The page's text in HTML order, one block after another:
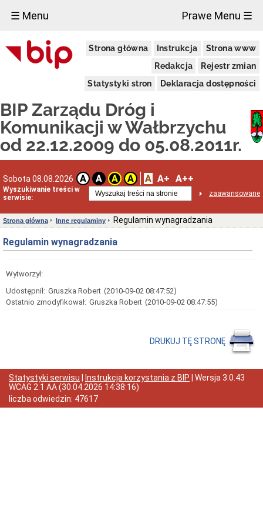
☰ Menu Prawe Menu ☰
Strona główna Instrukcja
Strona www
Redakcja
Rejestr zmian
Statystyki stron
Deklaracja dostępności
BIP Zarządu Dróg i
Komunikacji w Wałbrzychu
od 22.12.2009 do 05.08.2011r.
Sobota 08.08.2026 A A A A A A+ A++
Wyszukiwanie treści w
serwisie:
zaawansowane
Publiczny
Transport
Zbiorowy
bezpośredniego
zawarcia
umowy
KANAŁY
TECHNOLOGICZNE
Wykaz
inwestycji
NIEPEŁNOSPRAWNE
Poradnik
wobec
osób
Przewóz
dzieci
niepełnosprawnych
Publiczna
Miejsca
postojowe
dla
osób
niepełnosprawnych
Strona główna Inne regulaminy Regulamin wynagradzania
Regulamin wynagradzania
Wytworzył:
Udostępnił: Gruszka Robert (2010-09-02 08:47:52)
Ostatnio zmodyfikował: Gruszka Robert (2010-09-02 08:47:55)
DRUKUJ TĘ STRONĘ
×
Statystyki serwisu Instrukcja korzystania z BIP | Wersja 3.0.43
WCAG 2.1 AA(30.04.2026 14:38:16)
liczba odwiedzin: 47617